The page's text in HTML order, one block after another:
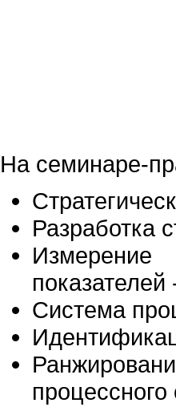
На семинаре-
Разработка
показателей
Система